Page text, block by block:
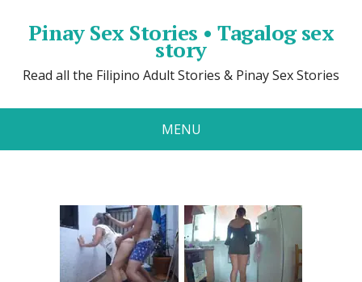
Pinay Sex Stories • Tagalog sex
story
Read all the Filipino Adult Stories & Pinay Sex Stories
MENU